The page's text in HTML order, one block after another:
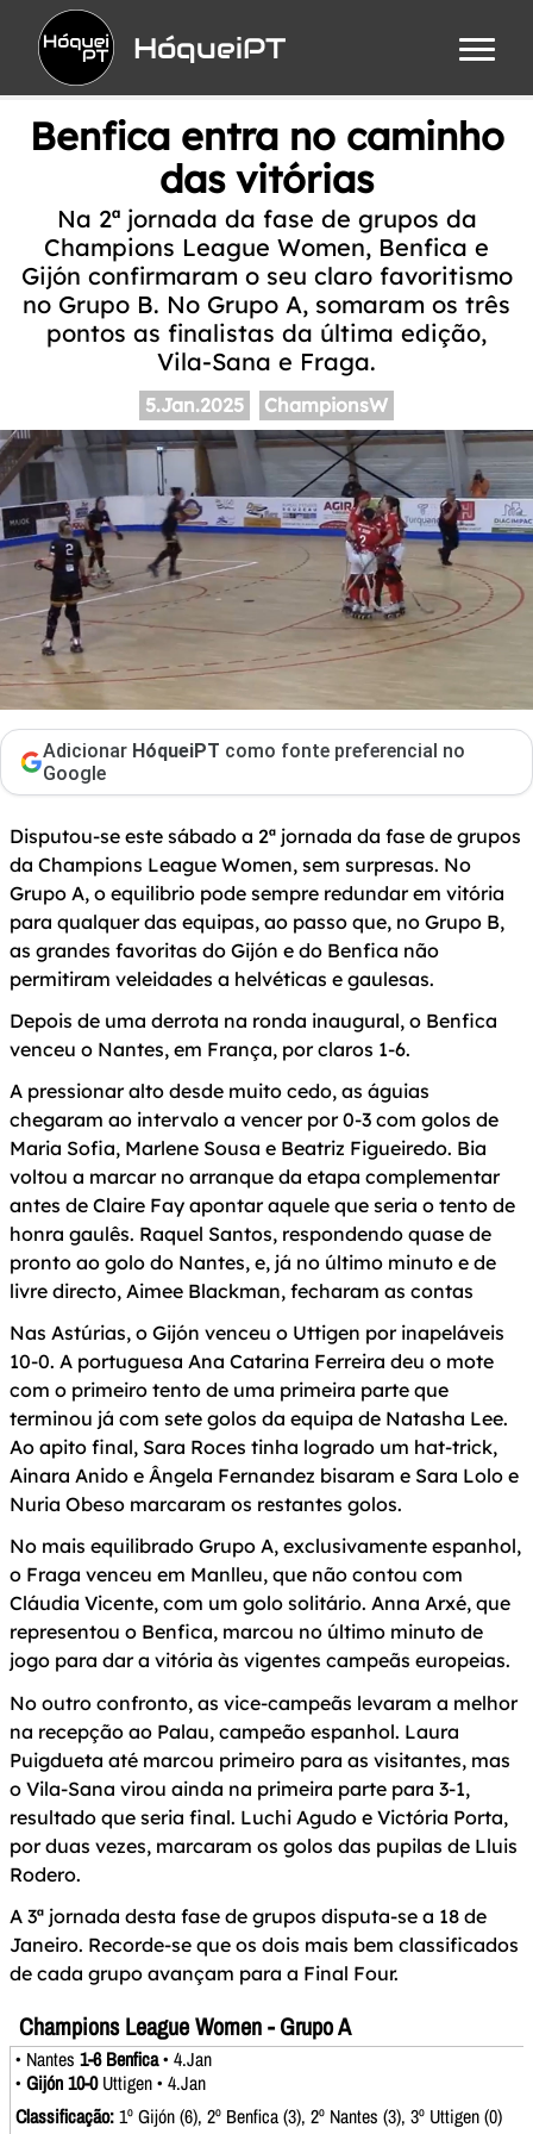
HóqueiPT
Benfica entra no caminho
das vitórias
Na 2ª jornada da fase de grupos da
Champions League Women, Benfica e
Gijón confirmaram o seu claro favoritismo
no Grupo B. No Grupo A, somaram os três
pontos as finalistas da última edição,
Vila-Sana e Fraga.
5.Jan.2025 ChampionsW
Adicionar HóqueiPT como fonte preferencial no
Google
Disputou-se este sábado a 2ª jornada da fase de grupos
da Champions League Women, sem surpresas. No
Grupo A, o equilibrio pode sempre redundar em vitória
para qualquer das equipas, ao passo que, no Grupo B,
as grandes favoritas do Gijón e do Benfica não
permitiram veleidades a helvéticas e gaulesas.
Depois de uma derrota na ronda inaugural, o Benfica
venceu o Nantes, em França, por claros 1-6.
A pressionar alto desde muito cedo, as águias
chegaram ao intervalo a vencer por 0-3 com golos de
Maria Sofia, Marlene Sousa e Beatriz Figueiredo. Bia
voltou a marcar no arranque da etapa complementar
antes de Claire Fay apontar aquele que seria o tento de
honra gaulês. Raquel Santos, respondendo quase de
pronto ao golo do Nantes, e, já no último minuto e de
livre directo, Aimee Blackman, fecharam as contas
Nas Astúrias, o Gijón venceu o Uttigen por inapeláveis
10-0. A portuguesa Ana Catarina Ferreira deu o mote
com o primeiro tento de uma primeira parte que
terminou já com sete golos da equipa de Natasha Lee.
Ao apito final, Sara Roces tinha logrado um hat-trick,
Ainara Anido e Ângela Fernandez bisaram e Sara Lolo e
Nuria Obeso marcaram os restantes golos.
No mais equilibrado Grupo A, exclusivamente espanhol,
o Fraga venceu em Manlleu, que não contou com
Cláudia Vicente, com um golo solitário. Anna Arxé, que
representou o Benfica, marcou no último minuto de
jogo para dar a vitória às vigentes campeãs europeias.
No outro confronto, as vice-campeãs levaram a melhor
na recepção ao Palau, campeão espanhol. Laura
Puigdueta até marcou primeiro para as visitantes, mas
o Vila-Sana virou ainda na primeira parte para 3-1,
resultado que seria final. Luchi Agudo e Victória Porta,
por duas vezes, marcaram os golos das pupilas de Lluis
Rodero.
A 3ª jornada desta fase de grupos disputa-se a 18 de
Janeiro. Recorde-se que os dois mais bem classificados
de cada grupo avançam para a Final Four.
Champions League Women - Grupo A
• Nantes 1-6 Benfica• 4.Jan
• Gijón 10-0Uttigen • 4.Jan
Classificação:1º Gijón (6), 2º Benfica (3), 2º Nantes (3), 3º Uttigen (0)